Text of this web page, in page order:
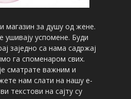
магазин за душу од жене.
ушивају успомене. Буди
заједно са нама садржај
га споменаром свих.
сматрате важним и
нам слати на нашу е-
текстови на сајту су